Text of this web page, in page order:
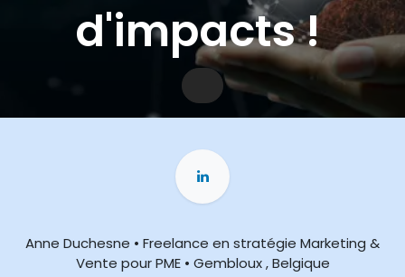
d'impacts !
Anne Duchesne • Freelance en stratégie Marketing &
Vente pour PME • Gembloux , Belgique